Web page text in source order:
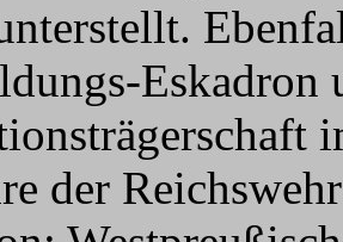
Eskadron
der